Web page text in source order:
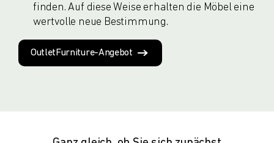
finden. Auf diese Weise erhalten die Möbel eine
wertvolle neue Bestimmung.
OutletFurniture-Angebot